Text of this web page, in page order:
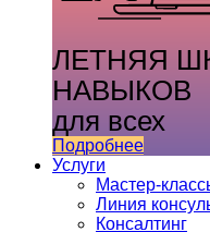
ЛЕТНЯЯ
НАВЫКОВ
для всех
Подробнее
Услуги
Мастер-
Линия
Консалтинг